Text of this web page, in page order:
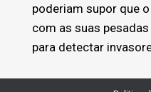
poderiam supor que
com as suas
para detectar